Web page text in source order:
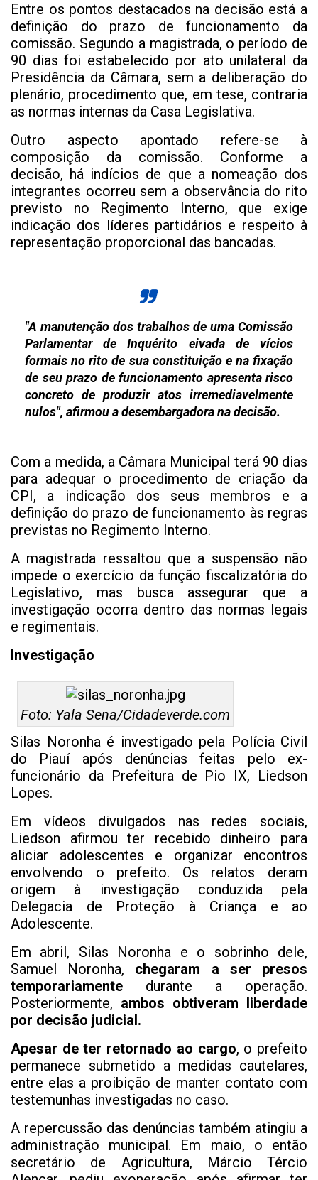
Entre os pontos destacados na decisão está a
definição do prazo de funcionamento da
comissão. Segundo a magistrada, o período de
90 dias foi estabelecido por ato unilateral da
Presidência da Câmara, sem a deliberação do
plenário, procedimento que, em tese, contraria
as normas internas da Casa Legislativa.
Outro aspecto apontado refere-se à
composição da comissão. Conforme a
decisão, há indícios de que a nomeação dos
integrantes ocorreu sem a observância do rito
previsto no Regimento Interno, que exige
indicação dos líderes partidários e respeito à
representação proporcional das bancadas.
"A manutenção dos trabalhos de uma Comissão
Parlamentar de Inquérito eivada de vícios
formais no rito de sua constituição e na fixação
de seu prazo de funcionamento apresenta risco
concreto de produzir atos irremediavelmente
nulos", afirmou a desembargadora na decisão.
Com a medida, a Câmara Municipal terá 90 dias
para adequar o procedimento de criação da
CPI, a indicação dos seus membros e a
definição do prazo de funcionamento às regras
previstas no Regimento Interno.
A magistrada ressaltou que a suspensão não
impede o exercício da função fiscalizatória do
Legislativo, mas busca assegurar que a
investigação ocorra dentro das normas legais
e regimentais.
Investigação
Foto: Yala Sena/Cidadeverde.com
Silas Noronha é investigado pela Polícia Civil
do Piauí após denúncias feitas pelo ex-
funcionário da Prefeitura de Pio IX, Liedson
Lopes.
Em vídeos divulgados nas redes sociais,
Liedson afirmou ter recebido dinheiro para
aliciar adolescentes e organizar encontros
envolvendo o prefeito. Os relatos deram
origem à investigação conduzida pela
Delegacia de Proteção à Criança e ao
Adolescente.
Em abril, Silas Noronha e o sobrinho dele,
Samuel Noronha, chegaram a ser presos
temporariamente durante a operação.
Posteriormente, ambos obtiveram liberdade
por decisão judicial.
Apesar de ter retornado ao cargo, o prefeito
permanece submetido a medidas cautelares,
entre elas a proibição de manter contato com
testemunhas investigadas no caso.
A repercussão das denúncias também atingiu a
administração municipal. Em maio, o então
secretário de Agricultura, Márcio Tércio